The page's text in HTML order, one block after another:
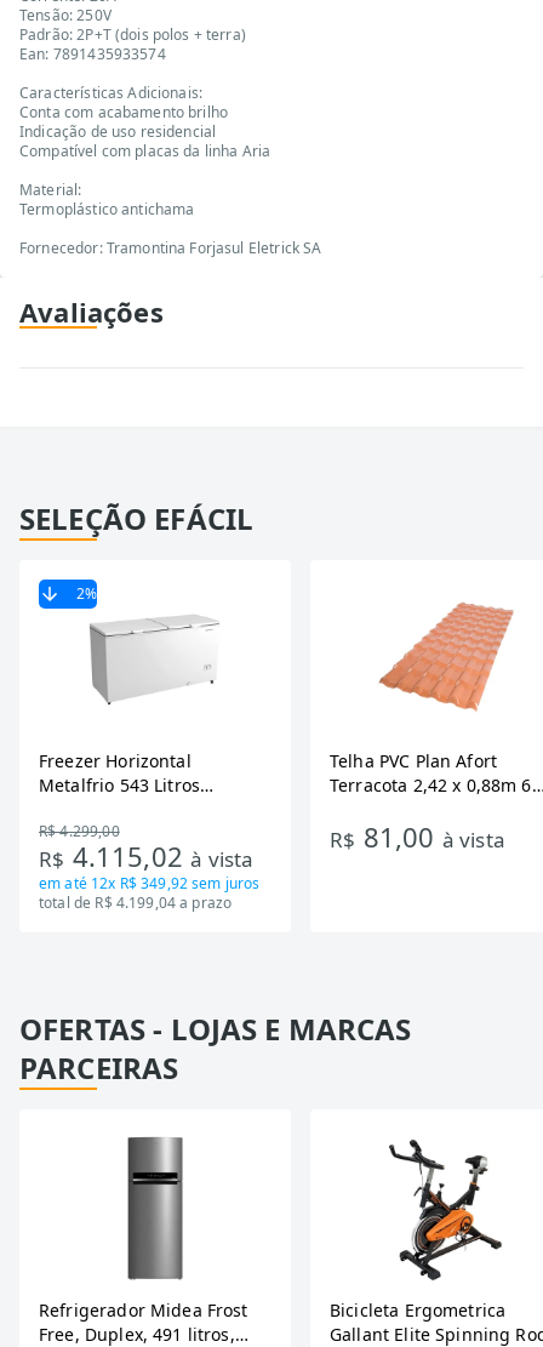
Tensão: 250V
Padrão: 2P+T (dois polos + terra)
Ean: 7891435933574
Características Adicionais:
Conta com acabamento brilho
Indicação de uso residencial
Compatível com placas da linha Aria
Material:
Termoplástico antichama
Fornecedor: Tramontina Forjasul Eletrick SA
Avaliações
SELEÇÃO EFÁCIL
2%
Freezer Horizontal
Metalfrio 543 Litros
Tecnologia Inverter, Branco,
Bivolt
R$ 4.299,00
R$ 4.115,02à vista
em até 12x R$ 349,92sem juros
total de R$ 4.199,04 a prazo
Telha PVC Plan Afort
Terracota 2,42 x 0,88m 6
R$ 81,00 à vista
OFERTAS - LOJAS E MARCAS
PARCEIRAS
Refrigerador Midea Frost
Free, Duplex, 491 litros,
Bicicleta Ergometrica
Gallant Elite Spinning